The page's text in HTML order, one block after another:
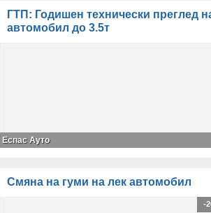
ГТП: Годишен технически преглед
автомобил до 3.5т
Еспас Ауто
Смяна на гуми на лек автомобил
-